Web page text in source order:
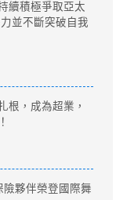
續積極爭取亞太
並不斷突破自我
根，成為超業，
險夥伴榮登國際舞